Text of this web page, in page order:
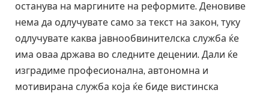
останува на маргините на реформите. Деновиве
нема да одлучувате само за текст на закон, туку
одлучувате каква јавнообвинителска служба ќе
има оваа држава во следните децении. Дали ќе
изградиме професионална, автономна и
мотивирана служба која ќе биде вистинска